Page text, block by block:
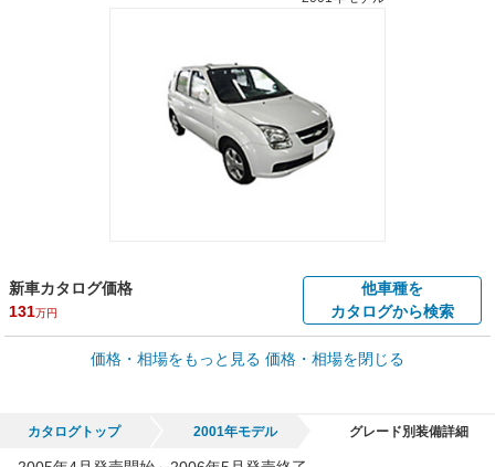
新車カタログ価格
131万円
他車種を
カタログから検索
車買取価格 *
車買取相場
価格・相場をもっと見る 価格・相場を閉じる
カタログトップ 2001年モデル グレード別装備詳細